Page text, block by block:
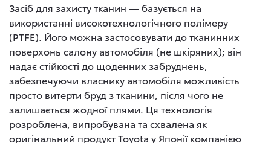
Засіб для захисту тканин — базується на
використанні високотехнологічного полімеру
(PTFE). Його можна застосовувати до тканинних
поверхонь салону автомобіля (не шкіряних); він
надає стійкості до щоденних забруднень,
забезпечуючи власнику автомобіля можливість
просто витерти бруд з тканини, після чого не
залишається жодної плями. Ця технологія
розроблена, випробувана та схвалена як
оригінальний продукт Toyota у Японії компанією